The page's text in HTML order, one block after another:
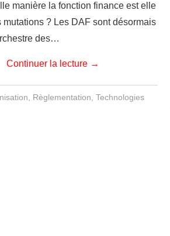
manière la fonction finance est elle
mutations ? Les DAF sont désormais
des…
Continuer la lecture →
Règlementation ,Technologies